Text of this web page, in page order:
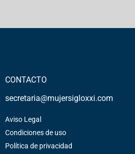
CONTACTO
secretaria@mujersigloxxi.com
Aviso Legal
Condiciones de uso
Política de privacidad